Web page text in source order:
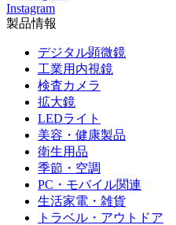
Instagram
製品情報
デジタル顕微鏡
工業用内視鏡
検査カメラ
拡大鏡
LEDライト
美容・健康製品
衛生用品
季節・空調
PC・モバイル関連
生活家電・雑貨
トラベル・アウトドア